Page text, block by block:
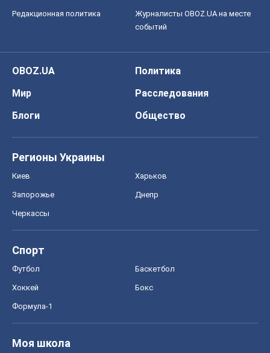
Редакционная политика
Журналисты OBOZ.UA на месте
событий
OBOZ.UA
Политика
Мир
Расследования
Блоги
Общество
Регионы Украины
Киев Харьков
Запорожье Днепр
Черкассы
Спорт
Футбол Баскетбол
Хоккей Бокс
Формула-1
Моя школа